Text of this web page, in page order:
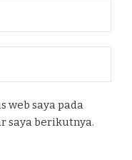
web saya pada
saya berikutnya.